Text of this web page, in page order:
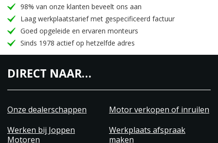
98% van onze klanten beveelt ons aan
Laag werkplaatstarief met gespecificeerd factuur
Goed opgeleide en ervaren monteurs
Sinds 1978 actief op hetzelfde adres
DIRECT NAAR…
Onze dealerschappen
Motor verkopen of inruilen
Werken bij Joppen
Motoren
Werkplaats afspraak
maken